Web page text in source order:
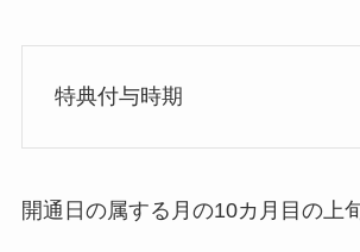
特典付与時期
開通日の属する月の10カ月目の上